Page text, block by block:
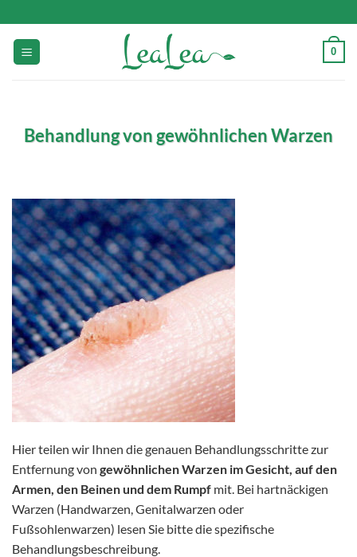
Inhalt
springen
0
Behandlung von gewöhnlichen Warzen
Hier teilen wir Ihnen die genauen Behandlungsschritte zur
Entfernung von gewöhnlichen Warzen im Gesicht, auf den
Armen, den Beinen und dem Rumpf mit. Bei hartnäckigen
Warzen (Handwarzen, Genitalwarzen oder
Fußsohlenwarzen) lesen Sie bitte die spezifische
Behandlungsbeschreibung.